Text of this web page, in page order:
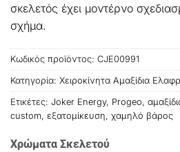
σκελετός έχει μοντέρνο
σχήμα.
Κωδικός προϊόντος: CJE00991
Κατηγορία: Χειροκίνητα Αμαξίδια
Ετικέτες: Joker Energy, Progeo,
custom, εξατομίκευση, χαμηλό βάρος
Χρώματα Σκελετού